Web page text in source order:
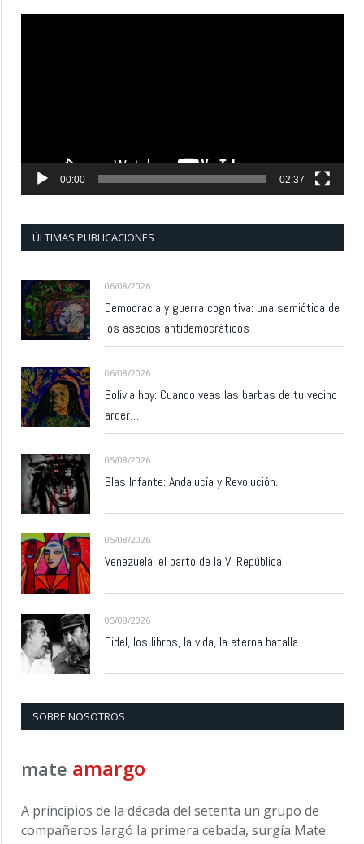
00:00 02:37
ÚLTIMAS PUBLICACIONES
06/08/2026
Democracia y guerra cognitiva: una semiótica de
los asedios antidemocráticos
06/08/2026
Bolivia hoy: Cuando veas las barbas de tu vecino
arder…
05/08/2026
Blas Infante: Andalucía y Revolución.
05/08/2026
Venezuela: el parto de la VI República
05/08/2026
Fidel, los libros, la vida, la eterna batalla
SOBRE NOSOTROS
mate amargo
A principios de la década del setenta un grupo de
compañeros largó la primera cebada, surgía Mate